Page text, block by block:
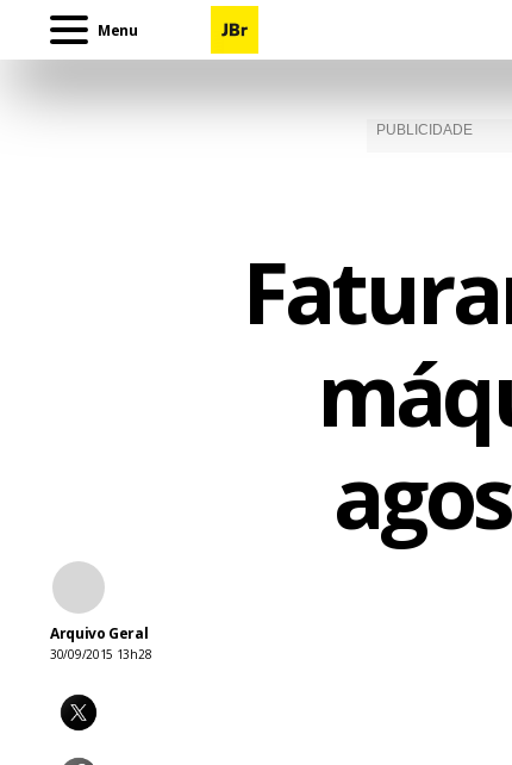
Menu
Arquivo Geral
30/09/2015 13h28